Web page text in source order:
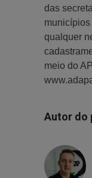
das
qualquer
meio do
Autor do